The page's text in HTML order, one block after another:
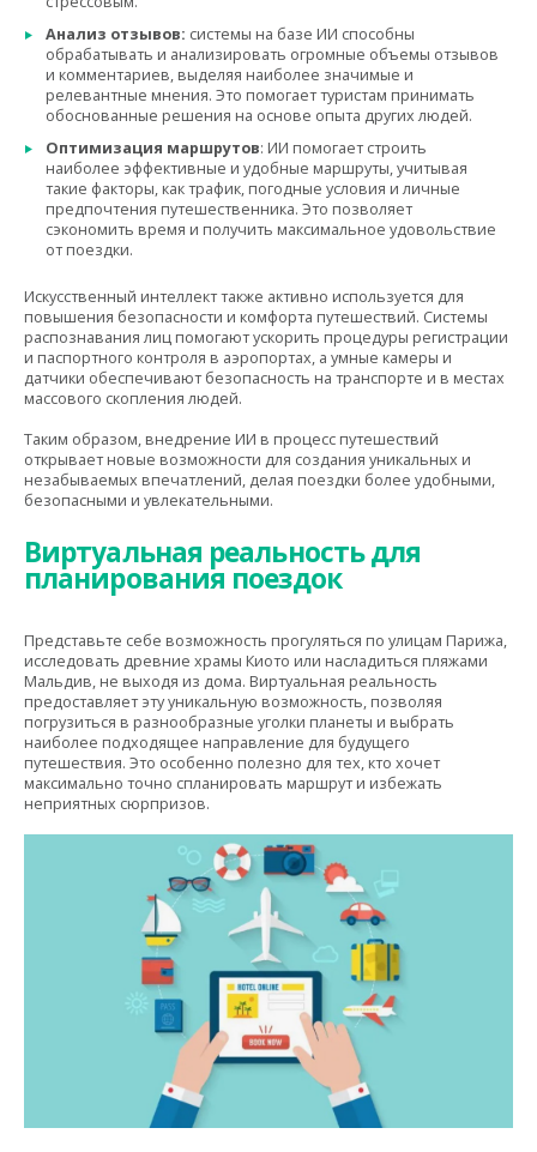
Анализ отзывов: системы на базе ИИ способны
обрабатывать и анализировать огромные объемы отзывов
и комментариев, выделяя наиболее значимые и
релевантные мнения. Это помогает туристам принимать
обоснованные решения на основе опыта других людей.
Оптимизация маршрутов: ИИ помогает строить
наиболее эффективные и удобные маршруты, учитывая
такие факторы, как трафик, погодные условия и личные
предпочтения путешественника. Это позволяет
сэкономить время и получить максимальное удовольствие
от поездки.
Искусственный интеллект также активно используется для
повышения безопасности и комфорта путешествий. Системы
распознавания лиц помогают ускорить процедуры регистрации
и паспортного контроля в аэропортах, а умные камеры и
датчики обеспечивают безопасность на транспорте и в местах
массового скопления людей.
Таким образом, внедрение ИИ в процесс путешествий
открывает новые возможности для создания уникальных и
незабываемых впечатлений, делая поездки более удобными,
безопасными и увлекательными.
Виртуальная реальность для
планирования поездок
Представьте себе возможность прогуляться по улицам Парижа,
исследовать древние храмы Киото или насладиться пляжами
Мальдив, не выходя из дома. Виртуальная реальность
предоставляет эту уникальную возможность, позволяя
погрузиться в разнообразные уголки планеты и выбрать
наиболее подходящее направление для будущего
путешествия. Это особенно полезно для тех, кто хочет
максимально точно спланировать маршрут и избежать
неприятных сюрпризов.